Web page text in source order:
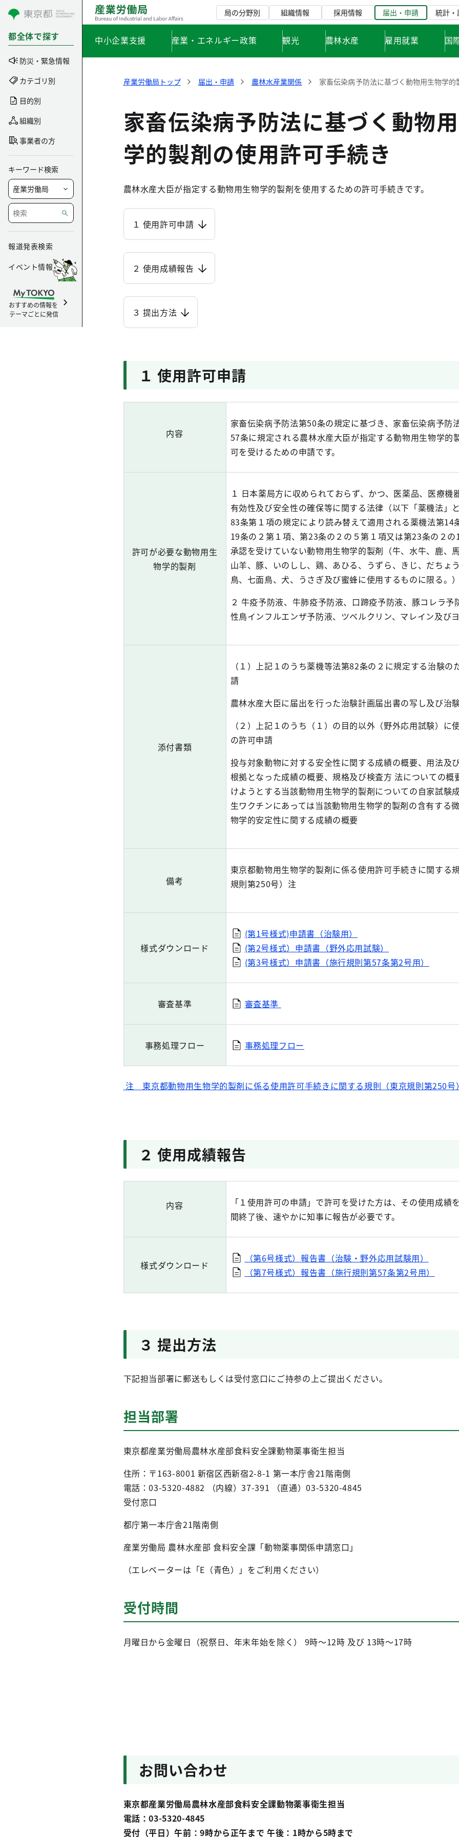
コンテンツにスキップ
都全体で探す
防災・緊急情報
カテゴリ別
目的別
組織別
事業者の方
キーワード検索
報道発表検索
イベント情報
おすすめの情報を
テーマごとに発信
局の分野別 組織情報 採用情報 届出・申請 統計・
中小企業支援 産業・エネルギー政策 観光 農林水産 雇用就業 国
産業労働局トップ 届出・申請 農林水産業関係 家畜伝染病予防法に基づく動物用生物学
家畜伝染病予防法に基づく動物
学的製剤の使用許可手続き
農林水産大臣が指定する動物用生物学的製剤を使用するための許可手続きです。
１ 使用許可申請
２ 使用成績報告
３ 提出方法
１ 使用許可申請
内容
家畜伝染病予防法第50条の規定に基づき、家畜伝染病予防
57条に規定される農林水産大臣が指定する動物用生物学的
可を受けるための申請です。
許可が必要な動物用生
物学的製剤
１ 日本薬局方に収められておらず、かつ、医薬品、医療機
有効性及び安全性の確保等に関する法律（以下「薬機法」
83条第１項の規定により読み替えて適用される薬機法第14
19条の２第１項、第23条の２の５第１項又は第23条の２
承認を受けていない動物用生物学的製剤（牛、水牛、鹿、
山羊、豚、いのしし、鶏、あひる、うずら、きじ、だちょ
鳥、七面鳥、犬、うさぎ及び蜜蜂に使用するものに限る。
２ 牛疫予防液、牛肺疫予防液、口蹄疫予防液、豚コレラ予
性鳥インフルエンザ予防液、ツベルクリン、マレイン及び
添付書類
（１）上記１のうち薬機等法第82条の２に規定する治験の
請
農林水産大臣に届出を行った治験計画届出書の写し及び治
（２）上記１のうち（１）の目的以外（野外応用試験）に
の許可申請
投与対象動物に対する安全性に関する成績の概要、用法及
根拠となった成績の概要、規格及び検査方 法についての概
けようとする当該動物用生物学的製剤についての自家試験
生ワクチンにあっては当該動物用生物学的製剤の含有する
物学的安定性に関する成績の概要
備考
東京都動物用生物学的製剤に係る使用許可手続きに関する
規則第250号）注
様式ダウンロード
(第1号様式)申請書（治験用）
(第2号様式）申請書（野外応用試験）
(第3号様式）申請書（施行規則第57条第2号用）
審査基準 審査基準
事務処理フロー 事務処理フロー
注 東京都動物用生物学的製剤に係る使用許可手続きに関する規則（東京規則第250号
２ 使用成績報告
内容
「１使用許可の申請」で許可を受けた方は、その使用成績
間終了後、速やかに知事に報告が必要です。
様式ダウンロード
（第6号様式）報告書（治験・野外応用試験用）
（第7号様式）報告書（施行規則第57条第2号用）
３ 提出方法
下記担当部署に郵送もしくは受付窓口にご持参の上ご提出ください。
担当部署
東京都産業労働局農林水産部食料安全課動物薬事衛生担当
住所：〒163-8001 新宿区西新宿2-8-1 第一本庁舎21階南側
電話：03-5320-4882 （内線）37-391 （直通）03-5320-4845
受付窓口
都庁第一本庁舎21階南側
産業労働局 農林水産部 食料安全課「動物薬事関係申請窓口」
（エレベーターは「E（青色）」をご利用ください）
受付時間
月曜日から金曜日（祝祭日、年末年始を除く） 9時～12時 及び 13時～17時
お問い合わせ
東京都産業労働局農林水産部食料安全課動物薬事衛生担当
電話：03-5320-4845
受付（平日）午前：9時から正午まで 午後：1時から5時まで